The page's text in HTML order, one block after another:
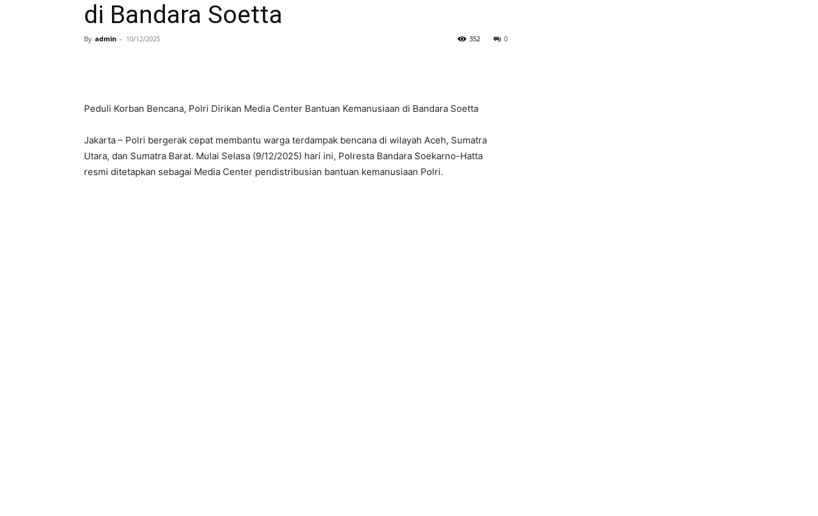
di Bandara Soetta
By admin - 10/12/2025 0
352
Peduli Korban Bencana, Polri Dirikan Media Center Bantuan Kemanusiaan di Bandara Soetta
Jakarta – Polri bergerak cepat membantu warga terdampak bencana di wilayah Aceh, Sumatra
Utara, dan Sumatra Barat. Mulai Selasa (9/12/2025) hari ini, Polresta Bandara Soekarno-Hatta
resmi ditetapkan sebagai Media Center pendistribusian bantuan kemanusiaan Polri.